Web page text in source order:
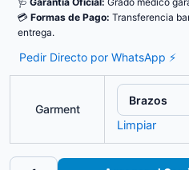
💳 Formas de Pago: Transferencia
entrega.
Pedir Directo por WhatsApp ⚡
Garment
Limpiar
Bomba